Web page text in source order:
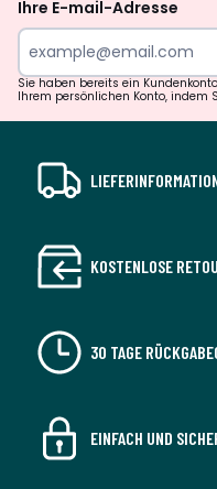
Ihre E-mail-Adresse
Sie haben bereits ein
Ihrem persönlichen Konto, indem
KOSTENLOSE
30 TAGE
EINFACH UND